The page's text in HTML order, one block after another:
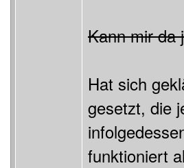
Kann mir da
Hat sich
gesetzt, die
funktioniert